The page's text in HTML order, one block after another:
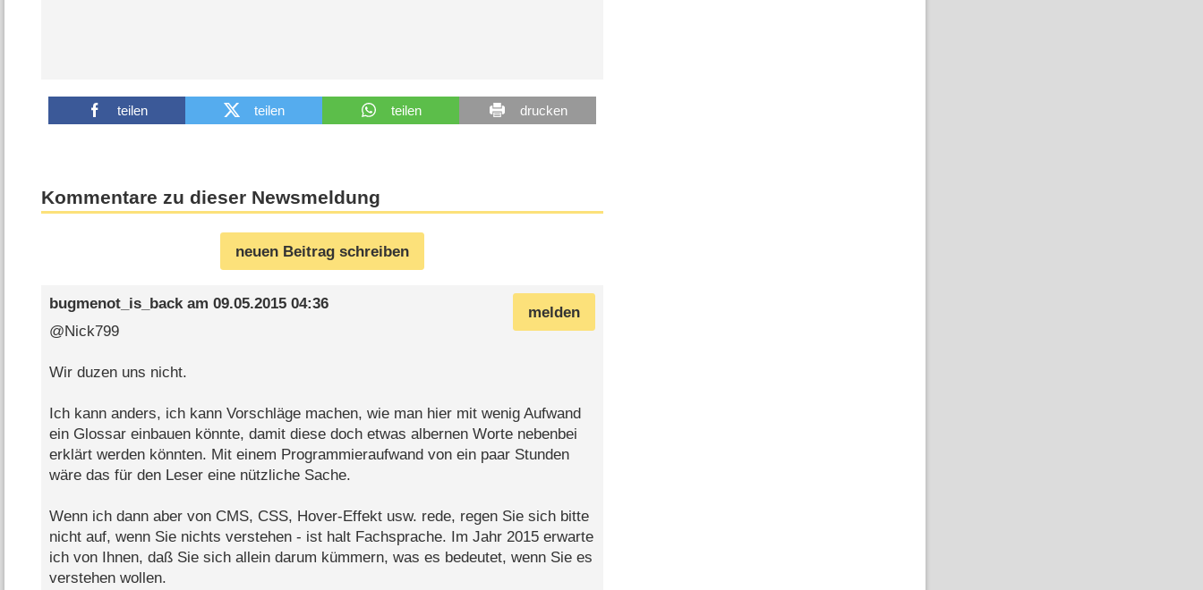
teilen teilen teilen drucken
Kommentare zu dieser Newsmeldung
neuen Beitrag schreiben
melden
bugmenot_is_backam 09.05.2015 04:36
@Nick799
Wir duzen uns nicht.
Ich kann anders, ich kann Vorschläge machen, wie man hier mit wenig Aufwand
ein Glossar einbauen könnte, damit diese doch etwas albernen Worte nebenbei
erklärt werden könnten. Mit einem Programmieraufwand von ein paar Stunden
wäre das für den Leser eine nützliche Sache.
Wenn ich dann aber von CMS, CSS, Hover-Effekt usw. rede, regen Sie sich bitte
nicht auf, wenn Sie nichts verstehen - ist halt Fachsprache. Im Jahr 2015 erwarte
ich von Ihnen, daß Sie sich allein darum kümmern, was es bedeutet, wenn Sie es
verstehen wollen.